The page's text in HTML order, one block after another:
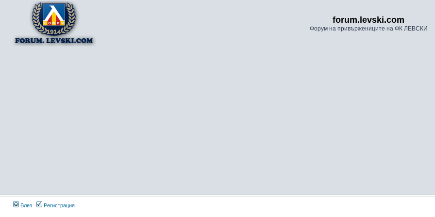
forum.levski.com
Форум на привържениците на ФК ЛЕВСКИ
Влез Регистрация